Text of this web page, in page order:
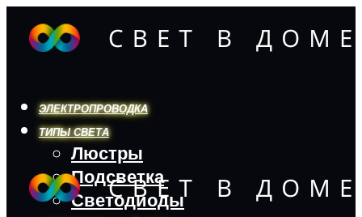
ЭЛЕКТРОПРОВОДКА
ТИПЫ СВЕТА
Люстры
Подсветка
Светодиоды